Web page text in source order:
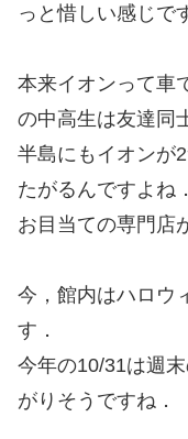
っと惜しい感じで
本来イオンって車
の中高生は友達同
半島にもイオンが
たがるんですよね．
お目当ての専門店
今，館内はハロウ
す．
今年の10/31は週
がりそうですね．